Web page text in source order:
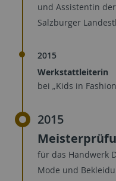
und Assistentin
Salzburger
2015
Werkstattleiterin
bei „Kids in
2015
für das Handwerk
Mode und